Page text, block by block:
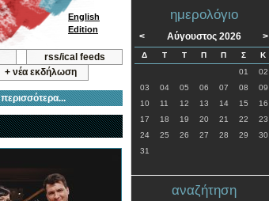
rss/ical feeds
+ νέα εκδήλωση
περισσότερα...
English
Edition
ημερολόγιο
< Αύγουστος 2026 >
Δ Τ Τ Π Π Σ
Κ
01
02
03
04 05 06 07 08
09
10
11 12 13 14 15
16
17
18 19 20 21 22
23
24
25 26 27 28 29
30
31
αναζήτηση